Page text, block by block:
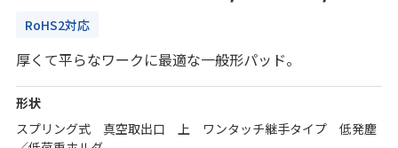
RoHS2対応
厚くて平らなワークに最適な一般形パッド。
形状
スプリング式 真空取出口 上 ワンタッチ継手タイプ 低発塵